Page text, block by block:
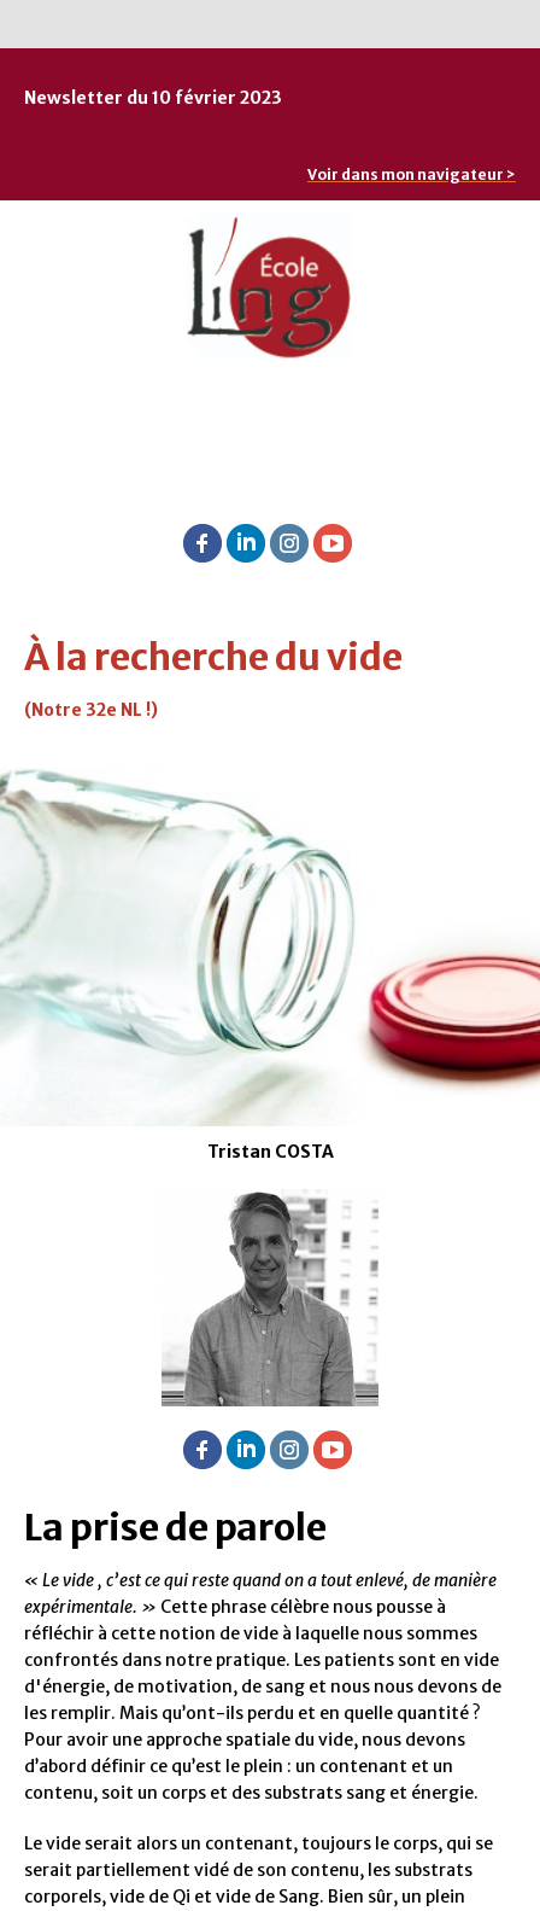
Newsletter du 10 février 2023
Voir dans mon navigateur >
À la recherche du vide
(Notre 32e NL !)
Tristan COSTA
La prise de parole
« Le vide , c’est ce qui reste quand on a tout enlevé, de manière
expérimentale. » Cette phrase célèbre nous pousse à
réfléchir à cette notion de vide à laquelle nous sommes
confrontés dans notre pratique. Les patients sont en vide
d'énergie, de motivation, de sang et nous nous devons de
les remplir. Mais qu’ont-ils perdu et en quelle quantité ?
Pour avoir une approche spatiale du vide, nous devons
d’abord définir ce qu’est le plein : un contenant et un
contenu, soit un corps et des substrats sang et énergie.
Le vide serait alors un contenant, toujours le corps, qui se
serait partiellement vidé de son contenu, les substrats
corporels, vide de Qi et vide de Sang. Bien sûr, un plein